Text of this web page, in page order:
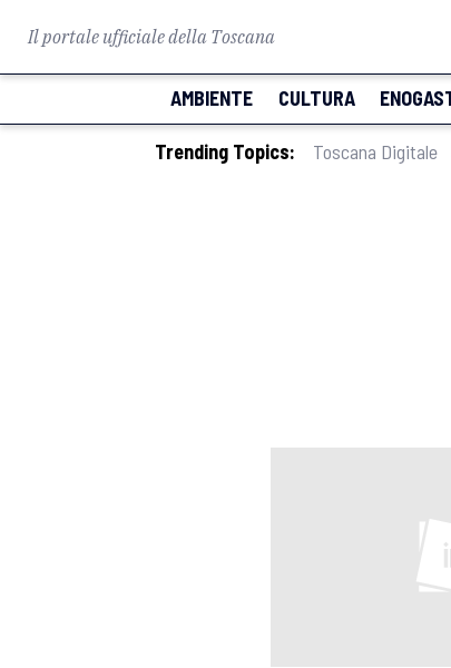
Il portale ufficiale della Toscana
AMBIENTE CULTURA
Trending Topics: Toscana Digitale